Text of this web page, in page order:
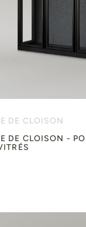
DE CLOISON
DE CLOISON -